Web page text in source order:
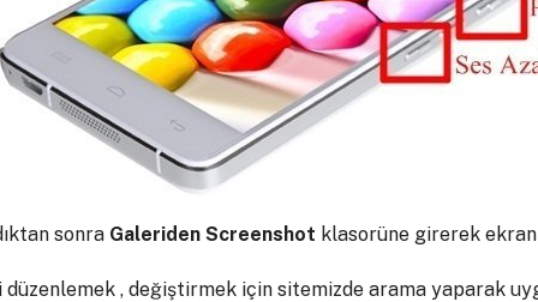
sonra Galeriden Screenshot klasorüne girerek
, değiştirmek için sitemizde arama yaparak